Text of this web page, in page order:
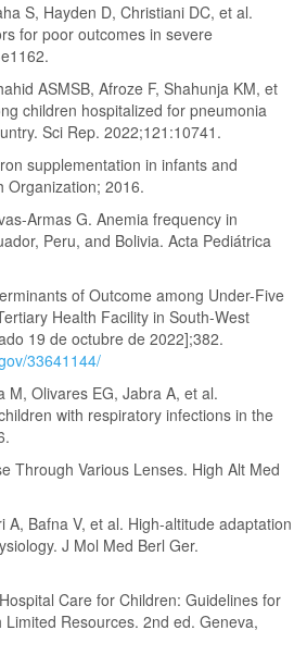
S, Hayden D, Christiani DC, et al.
for poor outcomes in severe
ASMSB, Afroze F, Shahunja KM, et
children hospitalized for pneumonia
Sci Rep. 2022;121:10741.
supplementation in infants and
Organization; 2016.
Armas G. Anemia frequency in
Peru, and Bolivia. Acta Pediátrica
of Outcome among Under-Five
Health Facility in South-West
19 de octubre de 2022];382.
33641144/
M, Olivares EG, Jabra A, et al.
with respiratory infections in the
Through Various Lenses. High Alt Med
Bafna V, et al. High-altitude adaptation
J Mol Med Berl Ger.
Care for Children: Guidelines for
Resources. 2nd ed. Geneva,